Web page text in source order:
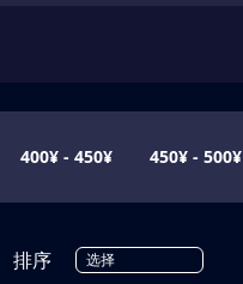
400¥ - 450¥ 450¥ - 500¥
排序 选择